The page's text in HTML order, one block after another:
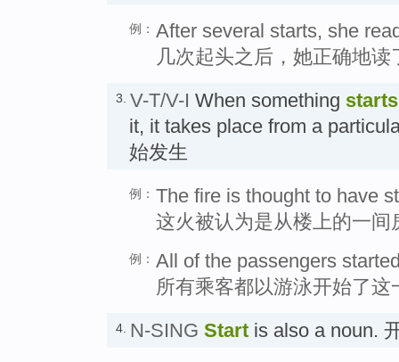
例： After several starts, she
几次起头之后，她正确地读
3. V-T/V-I When something starts
it, it takes place from a
始发生
例： The fire is thought to have
这火被认为是从楼上的一间
例： All of the passengers
所有乘客都以游泳开始了这
4. N-SING Start is also a noun.